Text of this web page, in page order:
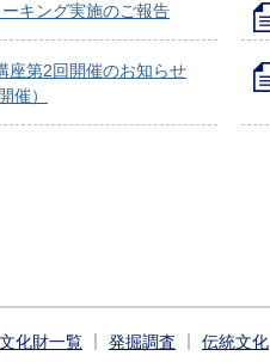
キング実施のご報告
座第2回開催のお知らせ
催）
文化財一覧 発掘調査 伝統文化